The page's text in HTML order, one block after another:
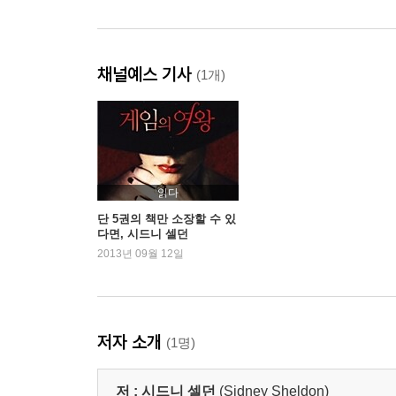
채널예스 기사 (1개)
읽다
단 5권의 책만 소장할 수 있
다면, 시드니 셀던
2013년 09월 12일
저자 소개 (1명)
저 : 시드니 셀던 (Sidney Sheldon)